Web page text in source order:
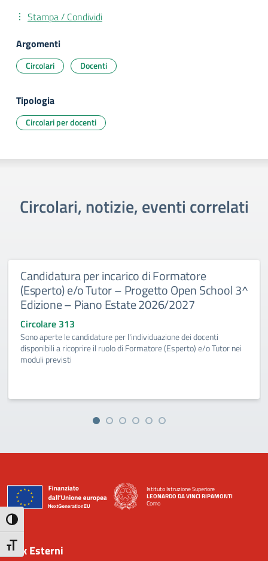
Attiva/disattiva alto contrasto
Attiva/disattiva dimensione testo
Stampa / Condividi
Argomenti
Circolari Docenti
Tipologia
Circolari per docenti
Circolari, notizie, eventi correlati
Candidatura per incarico di Formatore
(Esperto) e/o Tutor – Progetto Open School 3^
Edizione – Piano Estate 2026/2027
Circolare 313
Sono aperte le candidature per l'individuazione dei docenti
disponibili a ricoprire il ruolo di Formatore (Esperto) e/o Tutor nei
moduli previsti
Istituto Istruzione Superiore
LEONARDO DA VINCI RIPAMONTI
Como
Link Esterni